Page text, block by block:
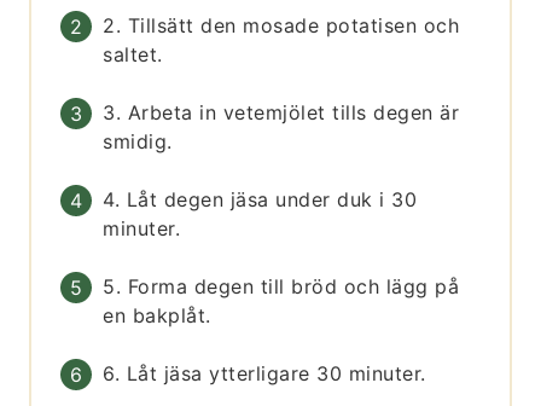
2. Tillsätt den mosade potatisen och
saltet.
3. Arbeta in vetemjölet tills degen är
smidig.
4. Låt degen jäsa under duk i 30
minuter.
5. Forma degen till bröd och lägg på
en bakplåt.
6. Låt jäsa ytterligare 30 minuter.